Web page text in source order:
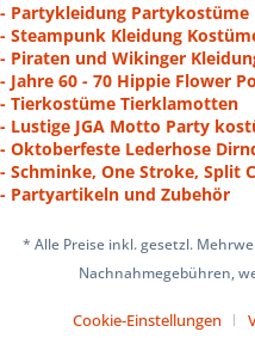
- Partykleidung Partykostüme
- Steampunk Kleidung
- Piraten und Wikinger
- Jahre 60 - 70 Hippie Flower
- Tierkostüme Tierklamotten
- Lustige JGA Motto Party
- Oktoberfeste Lederhose
- Schminke, One Stroke, Split
- Partyartikeln und Zubehör
* Alle Preise inkl. gesetzl.
Nachnahmegebühren,
Cookie-Einstellungen